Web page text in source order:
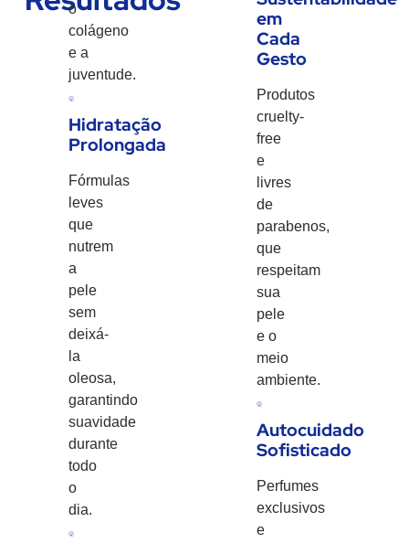
o
colágeno
e a
juventude.
Hidratação
Prolongada
Fórmulas
leves
que
nutrem
a
pele
sem
deixá-
la
oleosa,
garantindo
suavidade
durante
todo
o
dia.
em
Cada
Gesto
Produtos
cruelty-
free
e
livres
de
parabenos,
que
respeitam
sua
pele
e o
meio
ambiente.
Autocuidado
Sofisticado
Perfumes
exclusivos
e